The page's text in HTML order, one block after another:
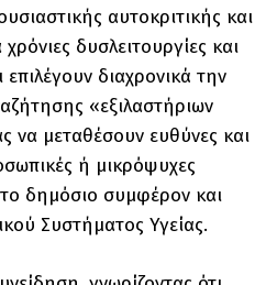
αυτοκριτικής και
δυσλειτουργίες και
επιλέγουν διαχρονικά την
«εξιλαστήριων
να μεταθέσουν ευθύνες και
ή μικρόψυχες
το δημόσιο συμφέρον και
Συστήματος Υγείας.